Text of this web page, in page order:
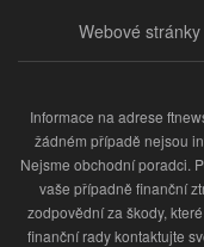
Webové
Informace na adrese
žádném případě nejsou
Nejsme obchodní poradci.
vaše případně finanční
zodpovědní za škody,
finanční rady kontaktujte